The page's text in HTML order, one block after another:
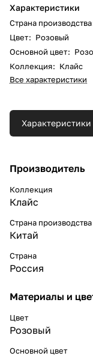
Характеристики
Страна производства
Цвет: Розовый
Основной цвет:
Коллекция: Клайс
Все характеристики
Характеристики
Производитель
Коллекция
Клайс
Страна производства
Китай
Страна
Россия
Материалы и
Цвет
Розовый
Основной цвет